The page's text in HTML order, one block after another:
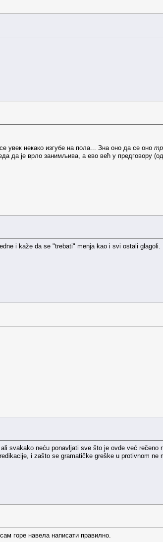
увек некако изгубе на пола... Зна оно да се оно
да је врло занимљива, а ево већ у предговору
i kaže da se "trebati" menja kao i svi ostali glagoli.
svakako neću ponavljati sve što je ovde već rečeno
i zašto se gramatičke greške u protivnom ne
горе навела написати правилно.